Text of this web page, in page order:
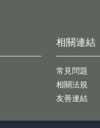
相關連結
常見問題
相關法規
友善連結